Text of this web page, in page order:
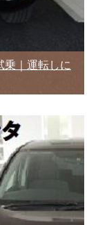
乗｜運転しに